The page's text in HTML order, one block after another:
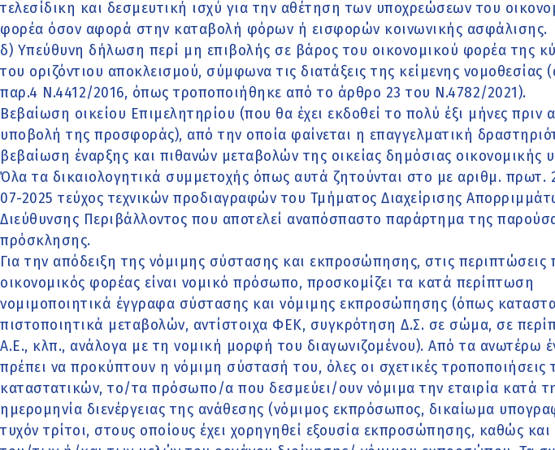
τελεσίδικη και δεσμευτική ισχύ για την αθέτηση των υποχρεώσεων του
φορέα όσον αφορά στην καταβολή φόρων ή εισφορών κοινωνικής ασφάλισης.
δ) Υπεύθυνη δήλωση περί μη επιβολής σε βάρος του οικονομικού φορέα της
του οριζόντιου αποκλεισμού, σύμφωνα τις διατάξεις της κείμενης νομοθεσίας
παρ.4 Ν.4412/2016, όπως τροποποιήθηκε από το άρθρο 23 του Ν.4782/2021).
Βεβαίωση οικείου Επιμελητηρίου (που θα έχει εκδοθεί το πολύ έξι μήνες πριν
υποβολή της προσφοράς), από την οποία φαίνεται η επαγγελματική
βεβαίωση έναρξης και πιθανών μεταβολών της οικείας δημόσιας οικονομικής
Όλα τα δικαιολογητικά συμμετοχής όπως αυτά ζητούνται στο με αριθμ. πρωτ.
07-2025 τεύχος τεχνικών προδιαγραφών του Τμήματος Διαχείρισης
Διεύθυνσης Περιβάλλοντος που αποτελεί αναπόσπαστο παράρτημα της
πρόσκλησης.
Για την απόδειξη της νόμιμης σύστασης και εκπροσώπησης, στις περιπτώσεις
οικονομικός φορέας είναι νομικό πρόσωπο, προσκομίζει τα κατά περίπτωση
νομιμοποιητικά έγγραφα σύστασης και νόμιμης εκπροσώπησης (όπως
πιστοποιητικά μεταβολών, αντίστοιχα ΦΕΚ, συγκρότηση Δ.Σ. σε σώμα, σε
Α.Ε., κλπ., ανάλογα με τη νομική μορφή του διαγωνιζομένου). Από τα ανωτέρω
πρέπει να προκύπτουν η νόμιμη σύστασή του, όλες οι σχετικές τροποποιήσεις
καταστατικών, το/τα πρόσωπο/α που δεσμεύει/ουν νόμιμα την εταιρία κατά
ημερομηνία διενέργειας της ανάθεσης (νόμιμος εκπρόσωπος, δικαίωμα
τυχόν τρίτοι, στους οποίους έχει χορηγηθεί εξουσία εκπροσώπησης, καθώς και